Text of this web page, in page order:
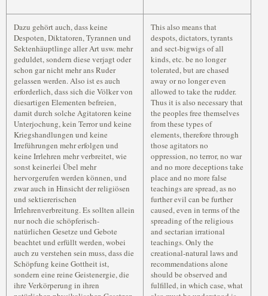
Dazu gehört auch, dass keine
Despoten, Diktatoren, Tyrannen und
Sektenhäuptlinge aller Art usw. mehr
geduldet, sondern diese verjagt oder
schon gar nicht mehr ans Ruder
gelassen werden. Also ist es auch
erforderlich, dass sich die Völker von
diesartigen Elementen befreien,
damit durch solche Agitatoren keine
Unterjochung, kein Terror und keine
Kriegshandlungen und keine
Irreführungen mehr erfolgen und
keine Irrlehren mehr verbreitet, wie
sonst keinerlei Übel mehr
hervorgerufen werden können, und
zwar auch in Hinsicht der religiösen
und sektiererischen
Irrlehrenverbreitung. Es sollten allein
nur noch die schöpferisch-
natürlichen Gesetze und Gebote
beachtet und erfüllt werden, wobei
auch zu verstehen sein muss, dass die
Schöpfung keine Gottheit ist,
sondern eine reine Geistenergie, die
ihre Verkörperung in ihren
This also means that
despots, dictators, tyrants
and sect-bigwigs of all
kinds, etc. be no longer
tolerated, but are chased
away or no longer even
allowed to take the rudder.
Thus it is also necessary that
the peoples free themselves
from these types of
elements, therefore through
those agitators no
oppression, no terror, no war
and no more deceptions take
place and no more false
teachings are spread, as no
further evil can be further
caused, even in terms of the
spreading of the religious
and sectarian irrational
teachings. Only the
creational-natural laws and
recommendations alone
should be observed and
fulfilled, in which case, what